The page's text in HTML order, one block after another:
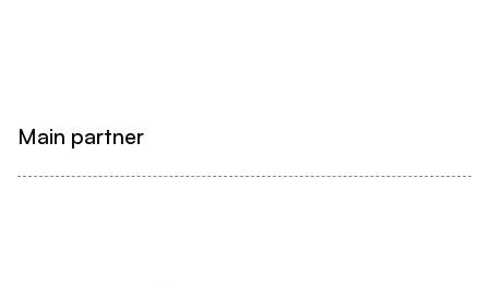
Main partner